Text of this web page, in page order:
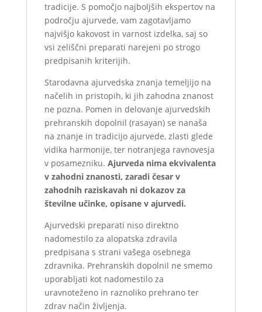
tradicije. S pomočjo najboljših ekspertov na
področju ajurvede, vam zagotavljamo
najvišjo kakovost in varnost izdelka, saj so
vsi zeliščni preparati narejeni po strogo
predpisanih kriterijih.
Starodavna ajurvedska znanja temeljijo na
načelih in pristopih, ki jih zahodna znanost
ne pozna. Pomen in delovanje ajurvedskih
prehranskih dopolnil (rasayan) se nanaša
na znanje in tradicijo ajurvede, zlasti glede
vidika harmonije, ter notranjega ravnovesja
v posamezniku. Ajurveda nima ekvivalenta
v zahodni znanosti, zaradi česar v
zahodnih raziskavah ni dokazov za
številne učinke, opisane v ajurvedi.
Ajurvedski preparati niso direktno
nadomestilo za alopatska zdravila
predpisana s strani vašega osebnega
zdravnika. Prehranskih dopolnil ne smemo
uporabljati kot nadomestilo za
uravnoteženo in raznoliko prehrano ter
zdrav način življenja.